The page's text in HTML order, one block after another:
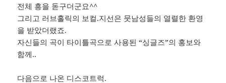
전체 흥을 돋구더군요^^
그리고 러브홀릭의 보컬.지선은 뭇남성들의 열렬한 환영
을 받았더랬죠.
자신들의 곡이 타이틀곡으로 사용된 “싱글즈”의 홍보와
함께..
다음으로 나온 디스코트럭.